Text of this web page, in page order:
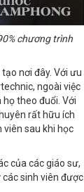
chương trình
nơi đây. Với ưu
ngoài việc
theo đuổi. Với
rất hữu ích
viên sau khi học
của các giáo sư,
sinh viên được